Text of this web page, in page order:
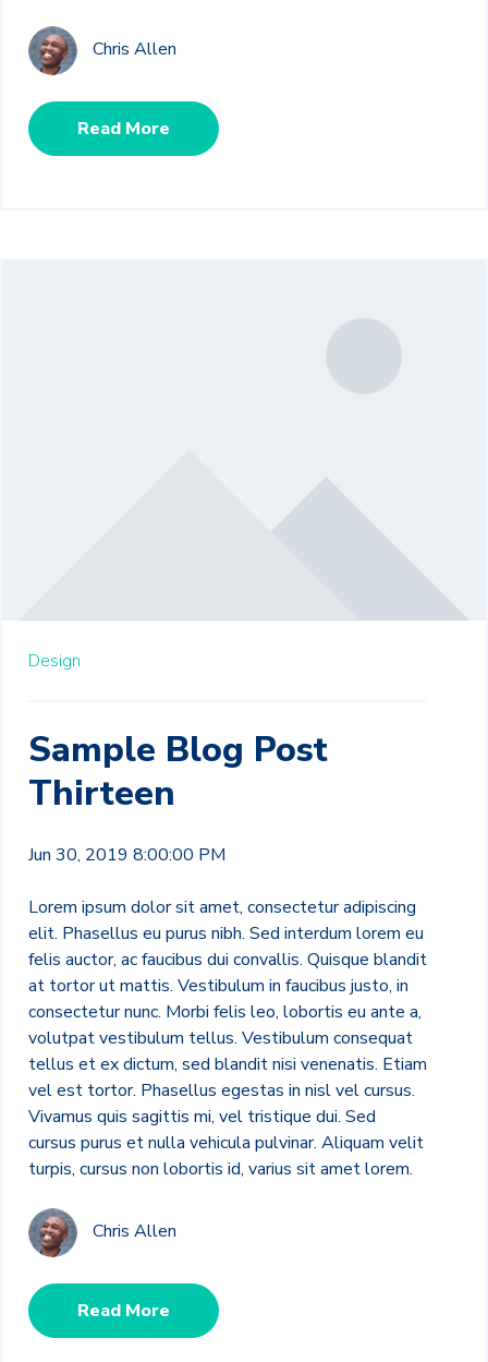
Chris Allen
Read More
Design
Sample Blog Post
Thirteen
Jun 30, 2019 8:00:00 PM
Lorem ipsum dolor sit amet, consectetur adipiscing
elit. Phasellus eu purus nibh. Sed interdum lorem eu
felis auctor, ac faucibus dui convallis. Quisque blandit
at tortor ut mattis. Vestibulum in faucibus justo, in
consectetur nunc. Morbi felis leo, lobortis eu ante a,
volutpat vestibulum tellus. Vestibulum consequat
tellus et ex dictum, sed blandit nisi venenatis. Etiam
vel est tortor. Phasellus egestas in nisl vel cursus.
Vivamus quis sagittis mi, vel tristique dui. Sed
cursus purus et nulla vehicula pulvinar. Aliquam velit
turpis, cursus non lobortis id, varius sit amet lorem.
Chris Allen
Read More